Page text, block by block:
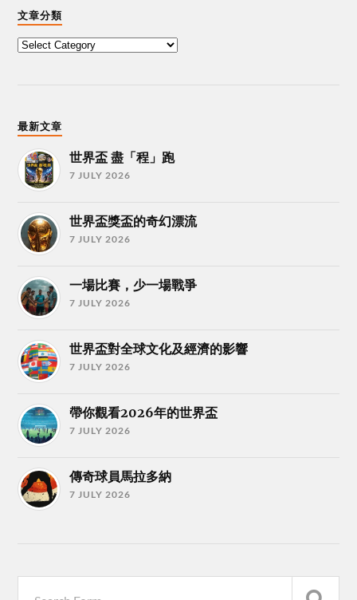
文章分類
最新文章
世界盃 盡「程」跑
7 JULY 2026
世界盃獎盃的奇幻漂流
7 JULY 2026
一場比賽，少一場戰爭
7 JULY 2026
世界盃對全球文化及經濟的影響
7 JULY 2026
帶你觀看2026年的世界盃
7 JULY 2026
傳奇球員馬拉多納
7 JULY 2026